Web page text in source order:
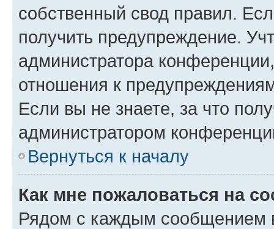
собственный свод правил.
получить предупреждение.
администратора
отношения к
Если вы не знаете, за что
администратором
Вернуться к началу
Как мне пожаловаться на
Рядом с каждым сообщением